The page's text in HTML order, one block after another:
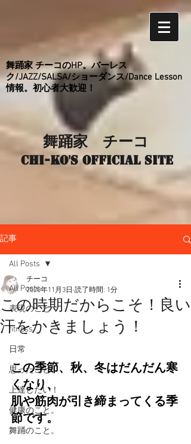
舞踊家 チーコのHP。バーレス
ク/JAZZ/SALSA/ショーダンス/Dance Lesson
情報。初心者大歓迎！
舞踊家 チーコ
Chi-ko's Official site
記事
All Posts
表現のこと
fitness
日常
思ったこと
上達したい！
健康のこと。
舞踊のこと。
All Posts
この時期だからこそ！良い
汗をかきましょう！
チーコ
2020年11月3日 読了時間: 1分
この季節、秋、冬はだんだん寒
くなり、
肌や筋肉が引き締まってくる季
節です。